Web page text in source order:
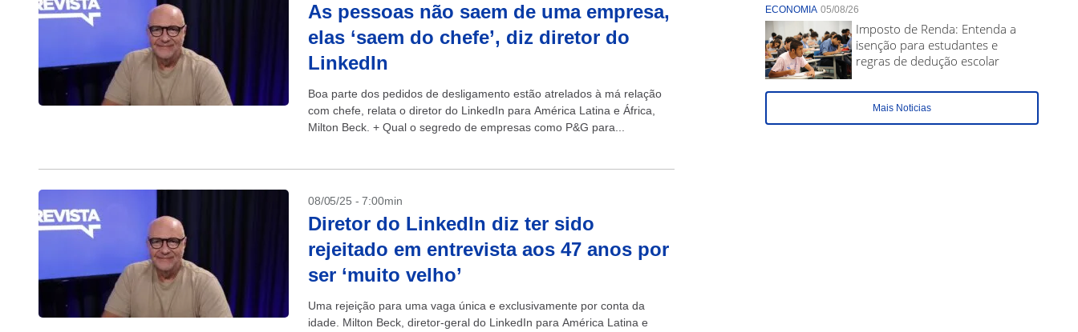
As pessoas não saem de uma empresa,
elas ‘saem do chefe’, diz diretor do
LinkedIn
Boa parte dos pedidos de desligamento estão atrelados à má relação
com chefe, relata o diretor do LinkedIn para América Latina e África,
Milton Beck. + Qual o segredo de empresas como P&G para...
08/05/25 - 7:00min
Diretor do LinkedIn diz ter sido
rejeitado em entrevista aos 47 anos por
ser ‘muito velho’
Uma rejeição para uma vaga única e exclusivamente por conta da
idade. Milton Beck, diretor-geral do LinkedIn para América Latina e
ECONOMIA 05/08/26
Imposto de Renda: Entenda a
isenção para estudantes e
regras de dedução escolar
Mais Noticias